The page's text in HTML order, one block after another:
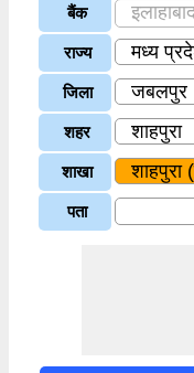
बैंक
राज्य
जिला
शहर
शाखा
पता